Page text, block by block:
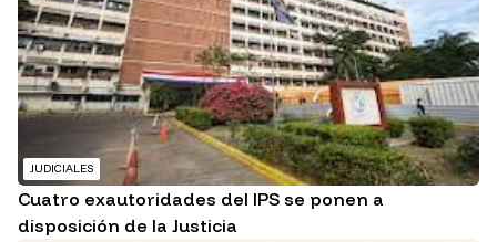
JUDICIALES
Cuatro exautoridades del IPS se ponen a
disposición de la Justicia